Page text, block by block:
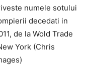
numele sotului
decedati in
de la Wold Trade
York (Chris